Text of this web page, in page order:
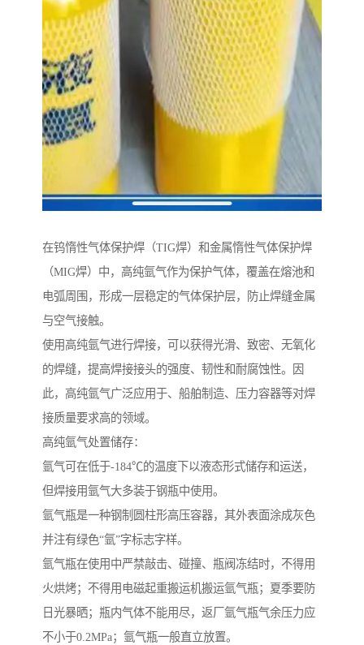
在钨惰性气体保护焊（TIG焊）和金属惰性气体保护焊
（MIG焊）中，高纯氩气作为保护气体，覆盖在熔池和
电弧周围，形成一层稳定的气体保护层，防止焊缝金属
与空气接触。
使用高纯氩气进行焊接，可以获得光滑、致密、无氧化
的焊缝，提高焊接接头的强度、韧性和耐腐蚀性。因
此，高纯氩气广泛应用于、船舶制造、压力容器等对焊
接质量要求高的领域。
高纯氩气处置储存：
氩气可在低于-184℃的温度下以液态形式储存和运送，
但焊接用氩气大多装于钢瓶中使用。
氩气瓶是一种钢制圆柱形高压容器，其外表面涂成灰色
并注有绿色“氩”字标志字样。
氩气瓶在使用中严禁敲击、碰撞、瓶阀冻结时，不得用
火烘烤；不得用电磁起重搬运机搬运氩气瓶；夏季要防
日光暴晒；瓶内气体不能用尽，返厂氩气瓶气余压力应
不小于0.2MPa；氩气瓶一般直立放置。